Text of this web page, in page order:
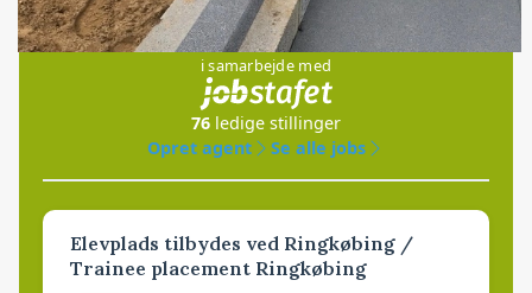
Jobs
i samarbejde med
76 ledige stillinger
Opret agent
Se alle jobs
Elevplads tilbydes ved Ringkøbing /
Trainee placement Ringkøbing